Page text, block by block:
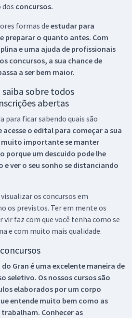
concursos.
formas de estudar para
preparar o quanto antes. Com
e uma ajuda de profissionais
concursos, a sua chance de
a ser bem maior.
saiba sobre todos
abertas
para ficar sabendo quais são
o edital para começar a sua
importante se manter
porque um descuido pode lhe
e ver o seu sonho se distanciando
os concursos em
os previstos. Ter em mente os
vir faz com que você tenha como se
e com muito mais qualidade.
Gran é uma excelente maneira de
seletivo. Os nossos cursos são
elaborados por um corpo
entende muito bem como as
Conhecer as